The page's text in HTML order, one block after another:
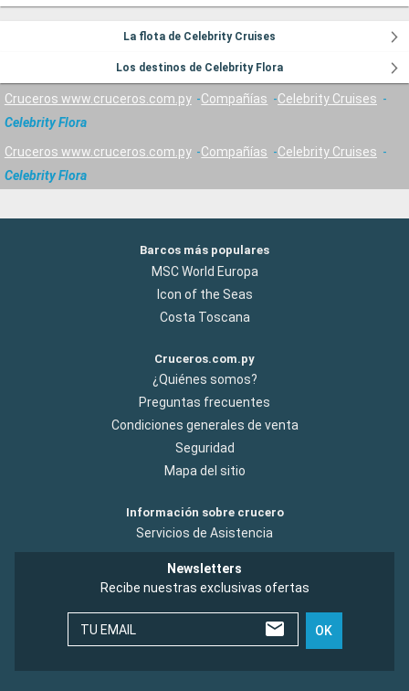
La flota de Celebrity Cruises
Los destinos de Celebrity Flora
Cruceros www.cruceros.com.py Compañías
Celebrity Cruises
Celebrity Flora
Cruceros www.cruceros.com.py Compañías
Celebrity Cruises
Celebrity Flora
Barcos más populares
MSC World Europa
Icon of the Seas
Costa Toscana
Cruceros.com.py
¿Quiénes somos?
Preguntas frecuentes
Condiciones generales de venta
Seguridad
Mapa del sitio
Información sobre crucero
Servicios de Asistencia
Newsletters
Recibe nuestras exclusivas ofertas
TU EMAIL OK